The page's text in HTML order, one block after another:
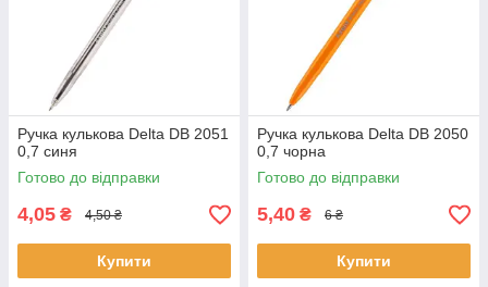
Ручка кулькова Delta DB 2051
0,7 синя
Готово до відправки
4,05 ₴ 4,50 ₴
Купити
Ручка кулькова Delta DB 2050
0,7 чорна
Готово до відправки
5,40 ₴ 6 ₴
Купити